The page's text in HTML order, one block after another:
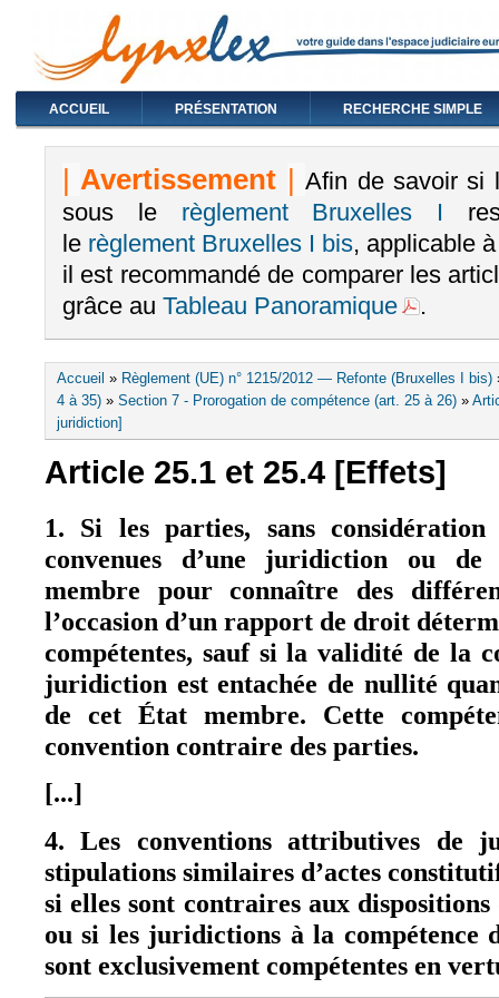
ACCUEIL PRÉSENTATION RECHERCHE SIMPLE
|Avertissement | Afin de savoir si
sous le règlement Bruxelles I
le règlement Bruxelles I bis, applicable
il est recommandé de comparer les
grâce au Tableau Panoramique .
Vous êtes ici
Accueil » Règlement (UE) n° 1215/2012 — Refonte (Bruxelles I bis)
4 à 35) » Section 7 - Prorogation de compétence (art. 25 à 26) »
juridiction]
Article 25.1 et 25.4 [Effets]
1. Si les parties, sans
convenues d’une juridiction ou
membre pour connaître des
l’occasion d’un rapport de droit
compétentes, sauf si la validité de la
juridiction est entachée de nullité
de cet État membre. Cette
convention contraire des parties.
[...]
4. Les conventions attributives de
stipulations similaires d’actes
si elles sont contraires aux
ou si les juridictions à la compétence
sont exclusivement compétentes en